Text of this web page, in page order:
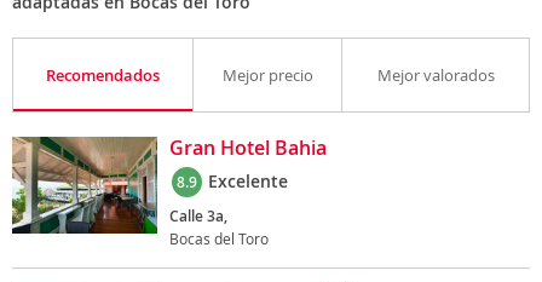
Recomendados Mejor precio Mejor valorados
Gran Hotel Bahia
8.9 Excelente
Calle 3a,
Bocas del Toro